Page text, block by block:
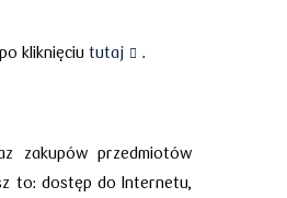
kliknięciu tutaj .
zakupów przedmiotów
to: dostęp do Internetu,